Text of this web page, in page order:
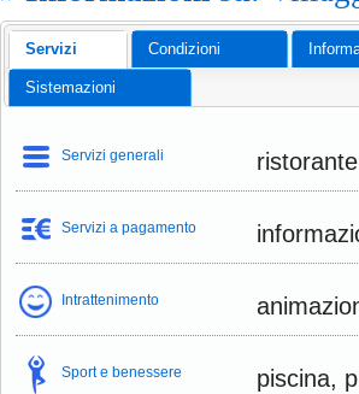
Servizi Condizioni
Sistemazioni
Servizi generali
Servizi a pagamento
Intrattenimento
Sport e benessere piscina,